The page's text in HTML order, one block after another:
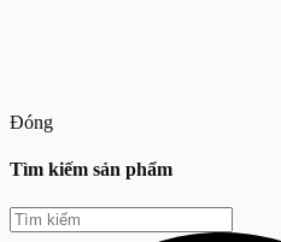
Đóng
Tìm kiếm sản phẩm